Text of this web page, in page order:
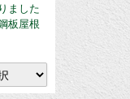
ました
板屋根